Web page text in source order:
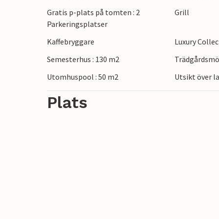
många restaurangerna. Regionens
vattensporter.
Gratis p-plats på tomten : 2
Parkeringsplatser
Grill
Kaffebryggare Luxury
Semesterhus : 130 m2
Utomhuspool : 50 m2
Utsikt över
Plats